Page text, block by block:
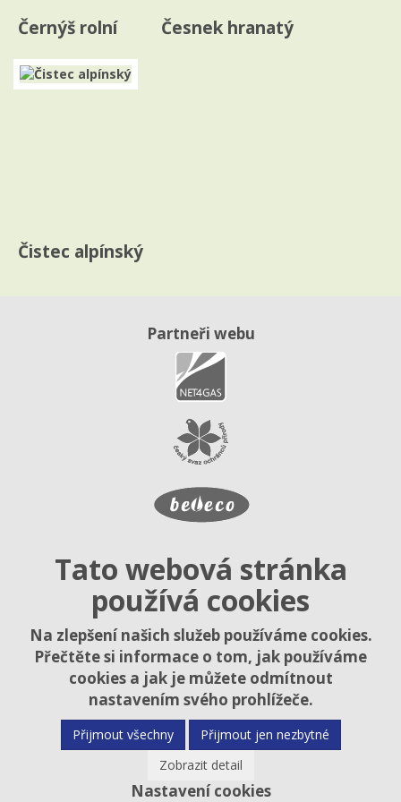
Černýš rolní Česnek hranatý
Čistec alpínský
Partneři webu
Tato webová stránka
používá cookies
Na zlepšení našich služeb používáme cookies.
Přečtěte si informace o tom, jak používáme
cookies a jak je můžete odmítnout
nastavením svého prohlížeče.
Přijmout všechny
Přijmout jen nezbytné
Zobrazit detail
Nastavení cookies